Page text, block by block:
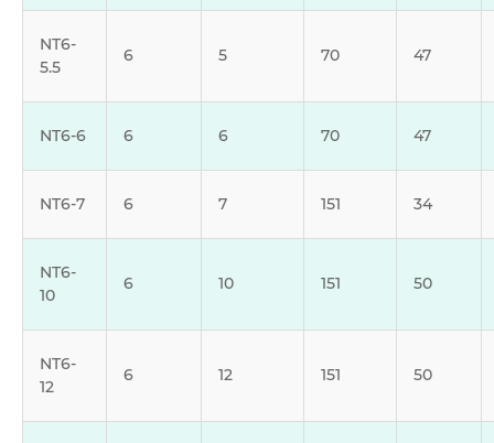
NT6-
5.5
6 5 70 47
NT6-6 6 6 70 47
NT6-7 6 7 151 34
NT6-
10
6 10 151 50
NT6-
12
6 12 151 50